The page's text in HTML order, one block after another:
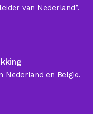
van Nederland”.
Nederland en België.